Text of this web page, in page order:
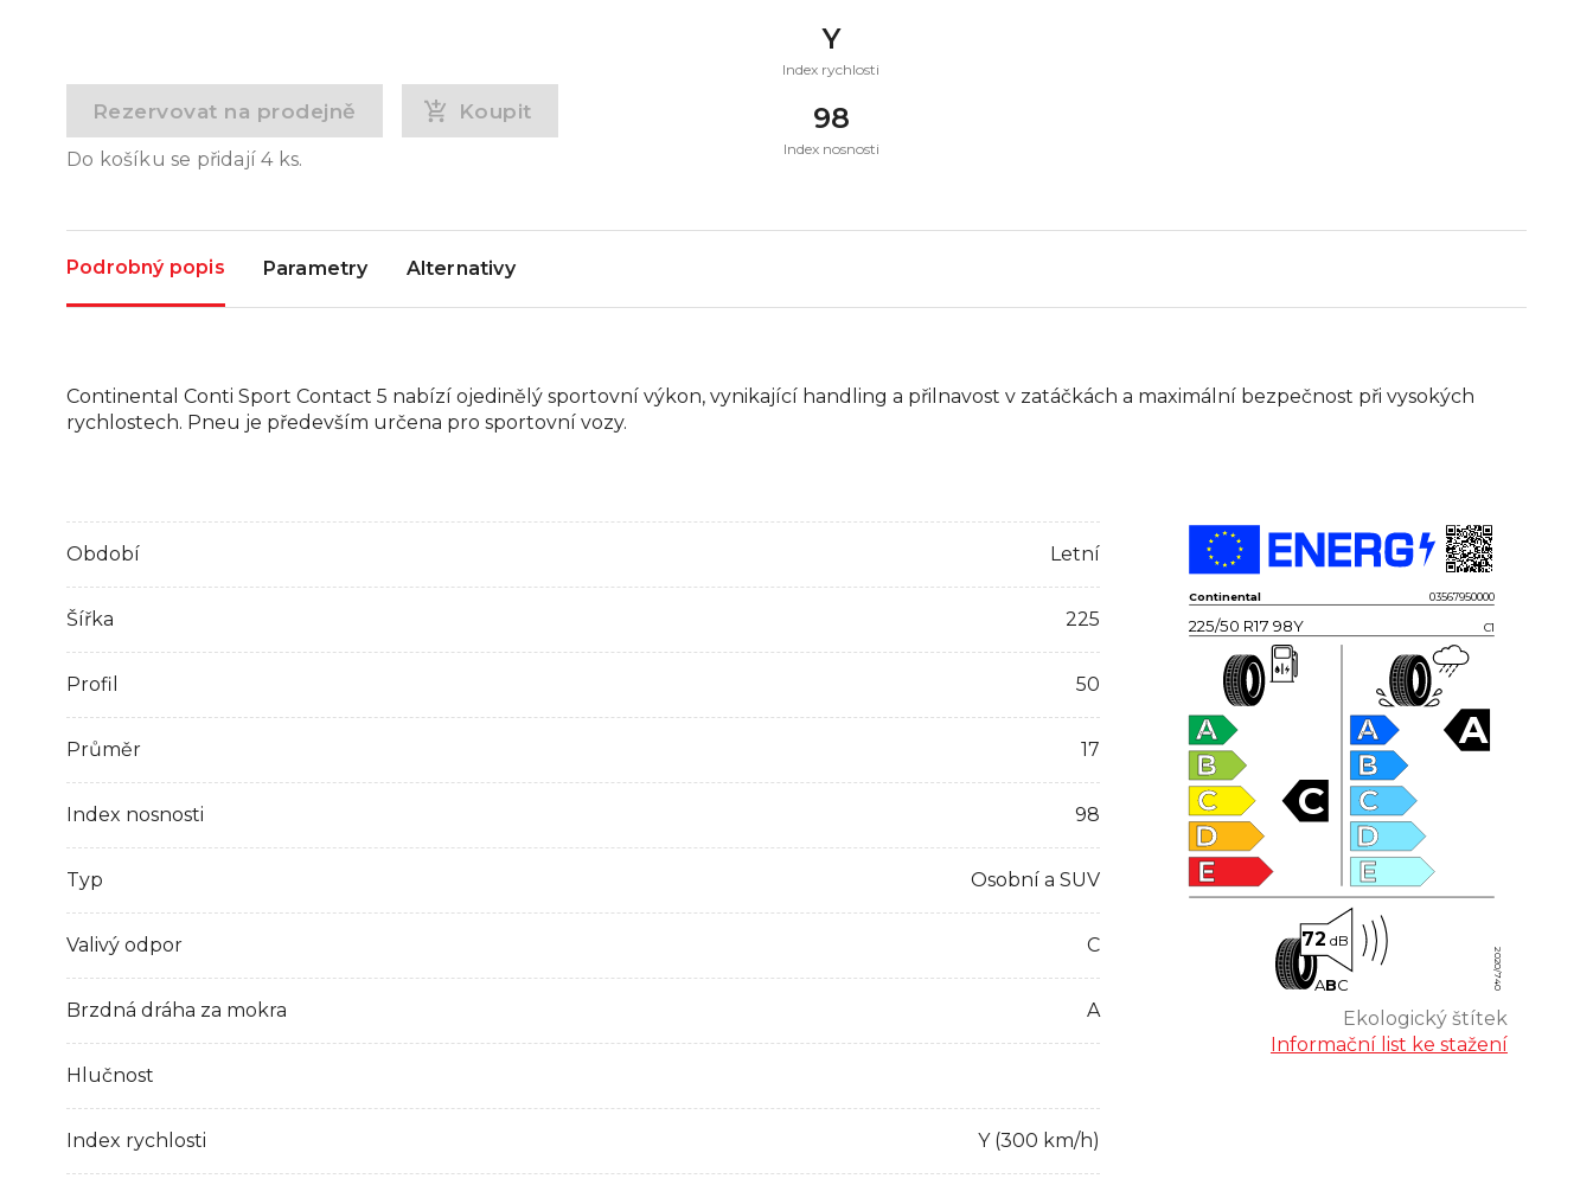
Rezervovat na prodejně Koupit
Do košíku se přidají4ks.
Y
Index rychlosti
98
Index nosnosti
Podrobný popis Parametry Alternativy
Continental Conti Sport Contact 5 nabízí ojedinělý sportovní výkon, vynikající handling a přilnavost v zatáčkách a maximální bezpečnost při vysokých
rychlostech. Pneu je především určena pro sportovní vozy.
Období Letní
Šířka 225
Profil 50
Průměr 17
Index nosnosti 98
Typ Osobní a SUV
Valivý odpor C
Brzdná dráha za mokra A
Hlučnost
Index rychlosti Y (300 km/h)
Continental 03567950000
225/50 R17 98Y C1
A
B
C
D
E
C
A
B
C
D
E
A
72 dB
ABC 2020/740
Ekologický štítek
Informační list ke stažení